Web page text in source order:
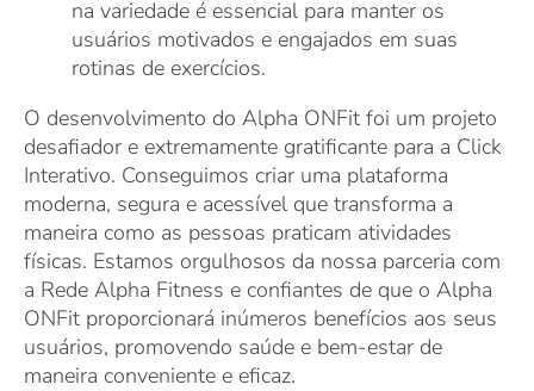
na variedade é essencial para manter os
usuários motivados e engajados em suas
rotinas de exercícios.
O desenvolvimento do Alpha ONFit foi um projeto
desafiador e extremamente gratificante para a Click
Interativo. Conseguimos criar uma plataforma
moderna, segura e acessível que transforma a
maneira como as pessoas praticam atividades
físicas. Estamos orgulhosos da nossa parceria com
a Rede Alpha Fitness e confiantes de que o Alpha
ONFit proporcionará inúmeros benefícios aos seus
usuários, promovendo saúde e bem-estar de
maneira conveniente e eficaz.